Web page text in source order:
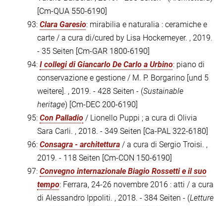
[Cm-QUA 550-6190]
93: Clara Garesio: mirabilia e naturalia : ceramiche e
carte / a cura di/cured by Lisa Hockemeyer. , 2019.
- 35 Seiten [Cm-GAR 1800-6190]
94: I collegi di Giancarlo De Carlo a Urbino: piano di
conservazione e gestione / M. P. Borgarino [und 5
weitere]. , 2019. - 428 Seiten - (Sustainable
heritage) [Cm-DEC 200-6190]
95: Con Palladio / Lionello Puppi ; a cura di Olivia
Sara Carli. , 2018. - 349 Seiten [Ca-PAL 322-6180]
96: Consagra - architettura / a cura di Sergio Troisi. ,
2019. - 118 Seiten [Cm-CON 150-6190]
97: Convegno internazionale Biagio Rossetti e il suo
tempo: Ferrara, 24-26 novembre 2016 : atti / a cura
di Alessandro Ippoliti. , 2018. - 384 Seiten - (Letture